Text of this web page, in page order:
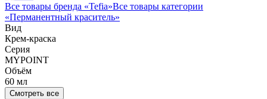
Все товары бренда «Tefia»Все товары категории
«Перманентный краситель»
Вид
Крем-краска
Серия
MYPOINT
Объём
60 мл
Смотреть все